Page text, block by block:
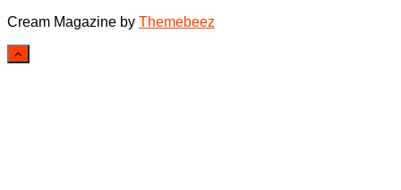
Cream Magazine by Themebeez